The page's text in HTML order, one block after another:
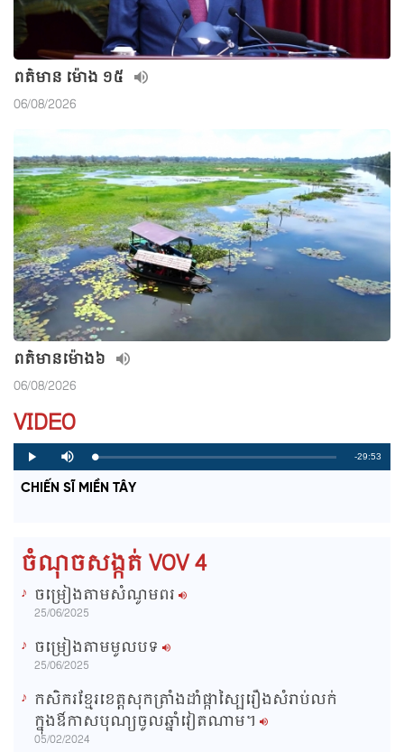
ពត៌មាន ម៉ោង ១៥
06/08/2026
ពត៌មាន​ម៉ោង៦
06/08/2026
VIDEO
P
l
y
M
u
e
L
o
a
d
P
r
o
g
R
-29:53
CHIẾN SĨ MIỀN TÂY
ចំណុចសង្កត់ VOV 4
ចម្រៀងតាមសំណូមពរ
25/06/2025
ចម្រៀងតាមមូលបទ
25/06/2025
កសិករខ្មែរខេត្តសុកត្រាំងដាំផ្កាស្បៃរឿងសំរាប់លក់
ក្នុងឳកាសបុណ្យចូលឆ្នាំវៀតណាម។
05/02/2024